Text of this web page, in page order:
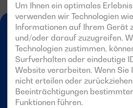
Um Ihnen ein optimales
verwenden wir Technologien
Informationen auf Ihrem Gerät
und/oder darauf zuzugreifen.
Technologien zustimmen,
Surfverhalten oder eindeutige
Website verarbeiten. Wenn Sie
nicht erteilen oder
Beeinträchtigungen
Funktionen führen.
DE